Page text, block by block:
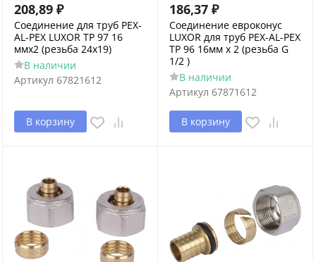
208,89 ₽
Соединение для труб PEX-
AL-PEX LUXOR TP 97 16
ммх2 (резьба 24x19)
В наличии
Артикул 67821612
В корзину
186,37 ₽
Соединение евроконус
LUXOR для труб PEX-AL-PEX
TP 96 16мм х 2 (резьба G
1/2 )
В наличии
Артикул 67871612
В корзину